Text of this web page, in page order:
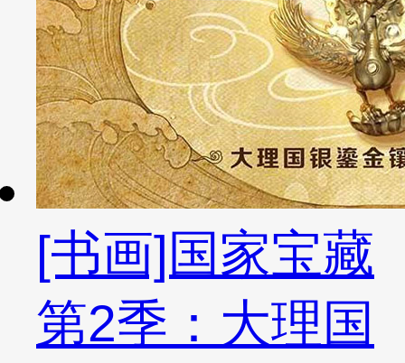
[书画]国家宝藏
第2季：大理国